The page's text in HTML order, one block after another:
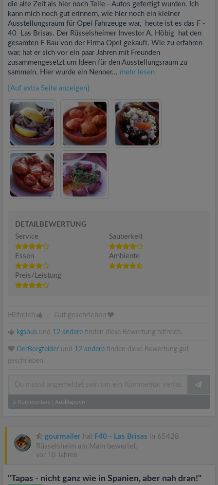
die alte Zeit als hier noch Teile - Autos gefertigt wurden. Ich
kann mich noch gut erinnern, wie hier noch ein kleiner
Ausstellungsraum für Opel Fahrzeuge war, heute ist es das F -
40 Las Brisas. Der Rüsselsheimer Investor A. Höbig hat den
gesamten F Bau von der Firma Opel gekauft. Wie zu erfahren
war, hat er sich vor ein paar Jahren mit Freunden
zusammengesetzt um Ideen für den Ausstellungsraum zu
sammeln. Hier wurde ein Nenner... mehr lesen
[Auf extra Seite anzeigen]
DETAILBEWERTUNG
Service
Sauberkeit
Essen Ambiente
Preis/Leistung
Hilfreich Gut geschrieben
kgsbus und 12 andere finden diese Bewertung hilfreich.
DerBorgfelder und 12 andere finden diese Bewertung gut
geschrieben.
5 Kommentare Ausklappen
gourmailer hat F40 - Las Brisas in 65428
Rüsselsheim am Main bewertet.
vor 10 Jahren
"Tapas - nicht ganz wie in Spanien, aber nah dran!"